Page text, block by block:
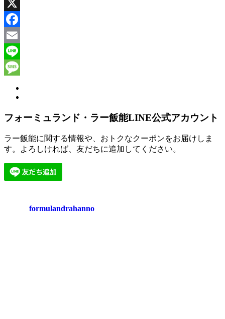
X
Facebook
Email
Line
フォーミュランド・ラー飯能LINE公式アカウント
ラー飯能に関する情報や、おトクなクーポンをお届けしま
す。よろしければ、友だちに追加してください。
formulandrahanno